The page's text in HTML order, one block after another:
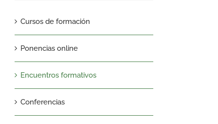
Cursos de formación
Ponencias online
Encuentros formativos
Conferencias